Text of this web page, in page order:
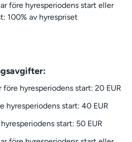
före hyresperiodens start eller
100% av hyrespriset
hyresperiodens start: 20 EUR
hyresperiodens start: 40 EUR
start: 50 EUR